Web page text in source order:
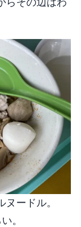
ードル。
。